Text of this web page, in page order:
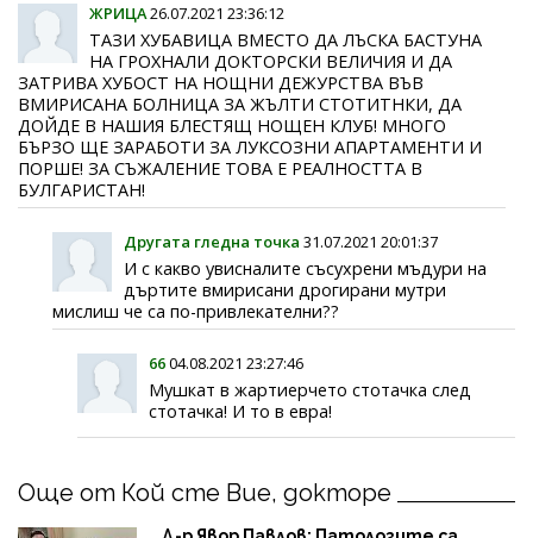
ЖРИЦА26.07.2021 23:36:12
ТАЗИ ХУБАВИЦА ВМЕСТО ДА ЛЪСКА БАСТУНА
НА ГРОХНАЛИ ДОКТОРСКИ ВЕЛИЧИЯ И ДА
ЗАТРИВА ХУБОСТ НА НОЩНИ ДЕЖУРСТВА ВЪВ
ВМИРИСАНА БОЛНИЦА ЗА ЖЪЛТИ СТОТИТНКИ, ДА
ДОЙДЕ В НАШИЯ БЛЕСТЯЩ НОЩЕН КЛУБ! МНОГО
БЪРЗО ЩЕ ЗАРАБОТИ ЗА ЛУКСОЗНИ АПАРТАМЕНТИ И
ПОРШЕ! ЗА СЪЖАЛЕНИЕ ТОВА Е РЕАЛНОСТТА В
БУЛГАРИСТАН!
Другата гледна точка 31.07.2021 20:01:37
И с какво увисналите съсухрени мъдури на
дъртите вмирисани дрогирани мутри
мислиш че са по-привлекателни??
6604.08.2021 23:27:46
Мушкат в жартиерчето стотачка след
стотачка! И то в евра!
Още от Кой сте Вие, докторе